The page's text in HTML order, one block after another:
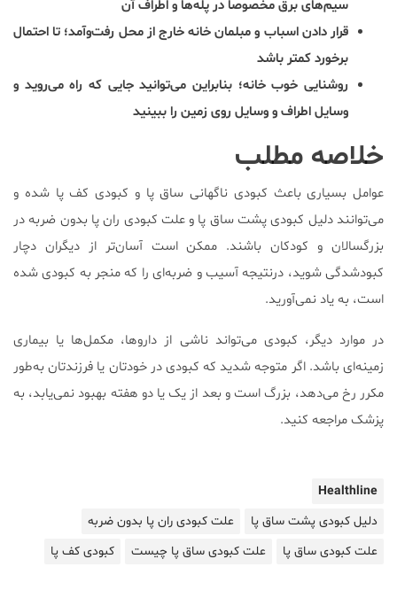
سیم‌های برق مخصوصا در پله‌ها و اطراف آن
قرار دادن اسباب و مبلمان خانه خارج از محل رفت‌وآمد؛ تا احتمال
برخورد کمتر باشد
روشنایی خوب خانه؛ بنابراین می‌توانید جایی که راه می‌روید و
وسایل اطراف و وسایل روی زمین را ببینید
خلاصه مطلب
عوامل بسیاری باعث کبودی ناگهانی ساق پا و کبودی کف پا شده و
می‌توانند دلیل کبودی پشت ساق پا و علت کبودی ران پا بدون ضربه در
بزرگسالان و کودکان باشند. ممکن است آسان‌تر از دیگران دچار
کبودشدگی ‌شوید، درنتیجه آسیب و ضربه‌ای را که منجر به کبودی شده
است، به یاد نمی‌آورید.
در موارد دیگر، کبودی می‌تواند ناشی از داروها، مکمل‌ها یا بیماری
زمینه‌ای باشد. اگر متوجه شدید که کبودی در خودتان یا فرزندتان به‌طور
مکرر رخ می‌دهد، بزرگ است و بعد از یک یا دو هفته بهبود نمی‌یابد، به
پزشک مراجعه کنید.
Healthline
دلیل کبودی پشت ساق پا
علت کبودی ران پا بدون ضربه
علت کبودی ساق پا
علت کبودی ساق پا چیست کبودی کف پا